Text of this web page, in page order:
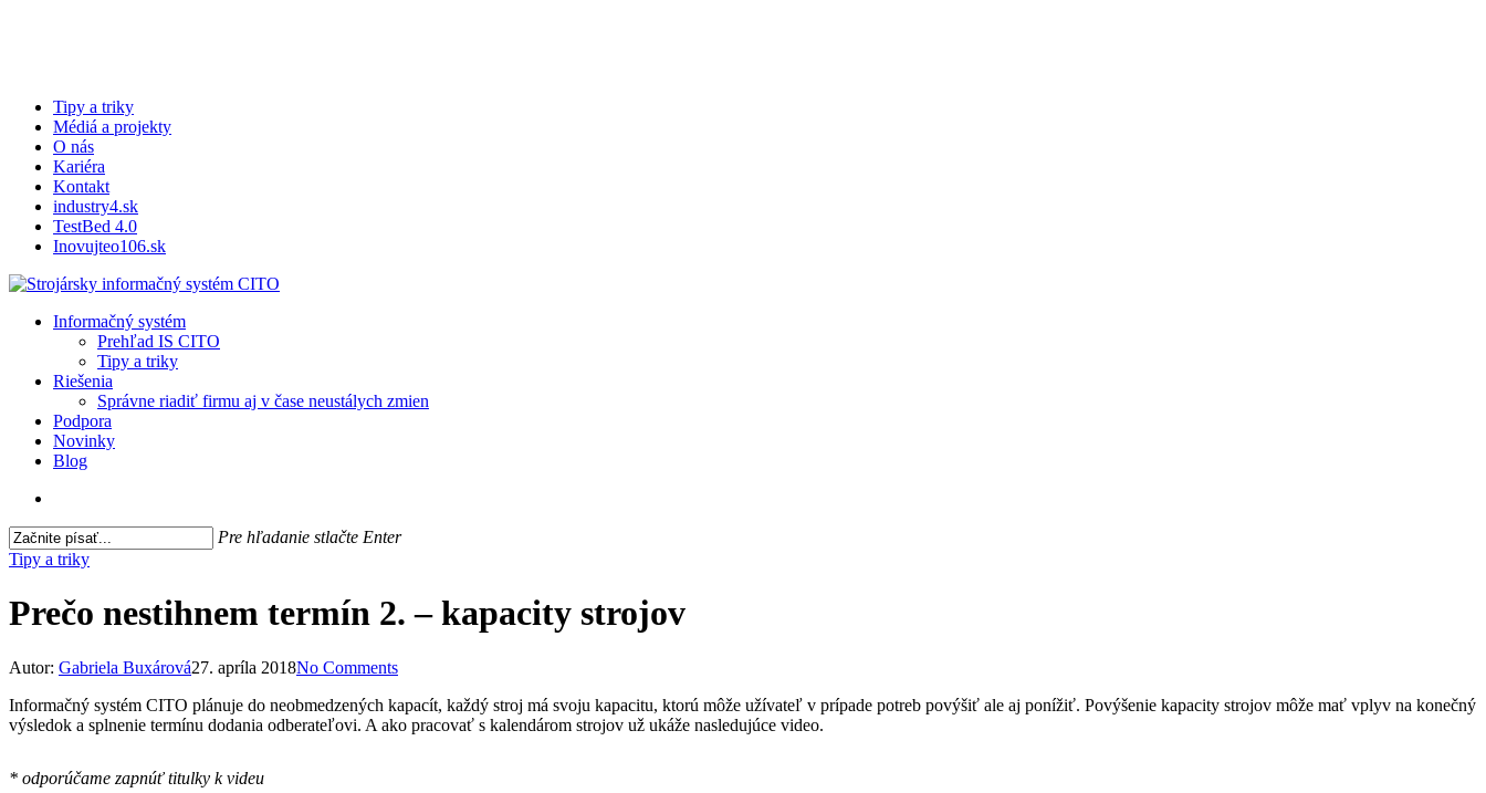
Tipy a triky
Médiá a projekty
O nás
Kariéra
Kontakt
industry4.sk
TestBed 4.0
Inovujteo106.sk
search
Menu
Informačný systém
Prehľad IS CITO
Tipy a triky
Riešenia
Správne riadiť firmu aj v čase neustálych zmien
Podpora
Novinky
Blog
Pre hľadanie stlačte Enter
Close
Tipy a triky
Prečo nestihnem termín 2. – kapacity strojov
Autor: Gabriela Buxárová27. apríla 2018No Comments
Informačný systém CITO plánuje do neobmedzených kapacít, každý stroj má svoju kapacitu, ktorú môže užívateľ v prípade potreb povýšiť ale aj ponížiť. Povýšenie kapacity strojov môže mať vplyv na konečný
výsledok a splnenie termínu dodania odberateľovi. A ako pracovať s kalendárom strojov už ukáže nasledujúce video.
* odporúčame zapnúť titulky k videu